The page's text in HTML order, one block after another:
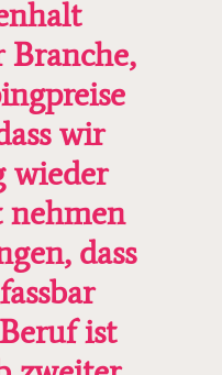
wir
wieder
nehmen
dass
ist